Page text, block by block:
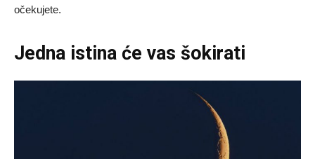
očekujete.
Jedna istina će vas šokirati